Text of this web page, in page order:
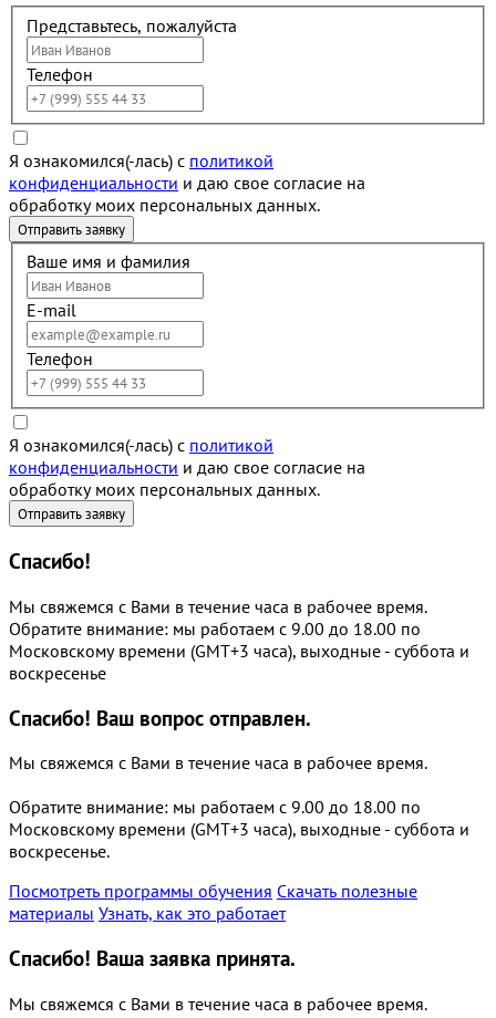
Представьтесь, пожалуйста
Телефон
Я ознакомился(-лась) с политикой
конфиденциальности и даю свое согласие на
обработку моих персональных данных.
Ваше имя и фамилия
E-mail
Телефон
Я ознакомился(-лась) с политикой
конфиденциальности и даю свое согласие на
обработку моих персональных данных.
Спасибо!
Мы свяжемся с Вами в течение часа в рабочее время.
Обратите внимание: мы работаем с 9.00 до 18.00 по
Московскому времени (GMT+3 часа), выходные - суббота и
воскресенье
Спасибо! Ваш вопрос отправлен.
Мы свяжемся с Вами в течение часа в рабочее время.
Обратите внимание: мы работаем с 9.00 до 18.00 по
Московскому времени (GMT+3 часа), выходные - суббота и
воскресенье.
Посмотреть программы обучения Скачать полезные
материалы Узнать, как это работает
Спасибо! Ваша заявка принята.
Мы свяжемся с Вами в течение часа в рабочее время.